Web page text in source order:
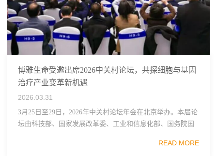
博雅生命受邀出席2026中关村论坛，共探细胞与基因
治疗产业变革新机遇
2026.03.31
3月25日至29日，2026年中关村论坛年会在北京举办。本届论
坛由科技部、国家发展改革委、工业和信息化部、国务院国
READ MORE